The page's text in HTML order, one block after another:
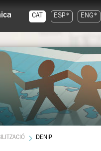
CAT ESP* ENG*
DENIP